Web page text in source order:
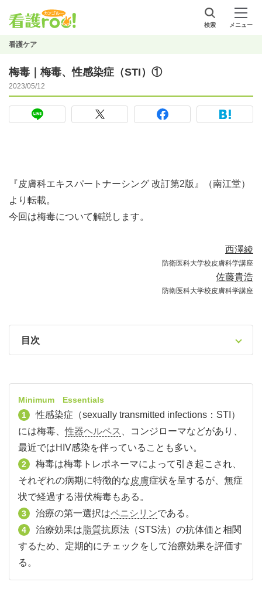
検索 メニュー
看護ケア
梅毒｜梅毒、性感染症（STI）①
2023/05/12
『皮膚科エキスパートナーシング 改訂第2版』（南江堂）
より転載。
今回は梅毒について解説します。
西澤綾
防衛医科大学校皮膚科学講座
佐藤貴浩
防衛医科大学校皮膚科学講座
目次
Minimum Essentials
1
性感染症（sexually transmitted infections：STI）
には梅毒、性器ヘルペス
、コンジローマなどがあり、
最近ではHIV感染を伴っていることも多い。
2
梅毒は梅毒トレポネーマによって引き起こされ、
それぞれの病期に特徴的な皮膚症状を呈するが、無症
状で経過する潜伏梅毒もある。
3 治療の第一選択はペニシリンである。
4 治療効果は 脂質抗原法（STS法）の抗体価と相関
するため、定期的にチェックをして治療効果を評価す
る。